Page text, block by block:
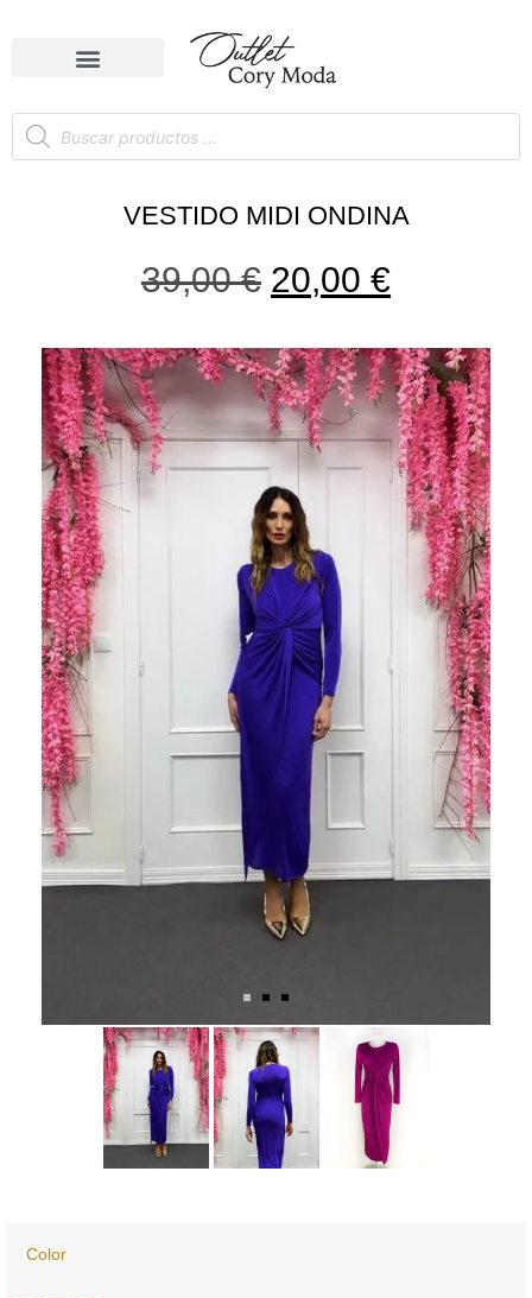
VESTIDO MIDI ONDINA
39,00€ 20,00 €
Color